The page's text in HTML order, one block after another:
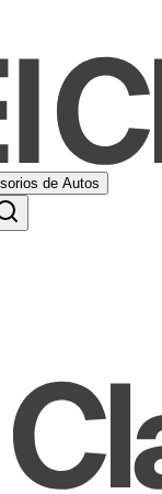
de Autos